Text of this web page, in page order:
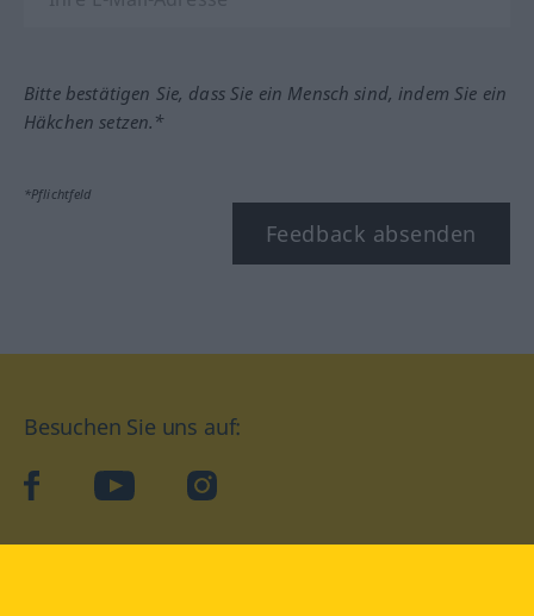
Bitte bestätigen Sie, dass Sie ein Mensch sind, indem Sie ein
Häkchen setzen.*
*Pflichtfeld
Feedback absenden
Besuchen Sie uns auf:
facebookYouTube Instagram